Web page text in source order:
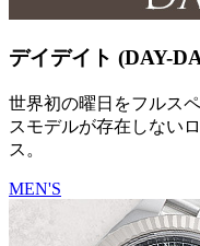
デイデイト (DAY-
世界初の曜日をフルス
スモデルが存在しない
ス。
MEN'S